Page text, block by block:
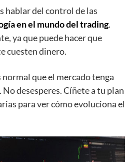
hablar del control de las
en el mundo del trading.
ya que puede hacer que
cuesten dinero.
normal que el mercado tenga
desesperes. Cíñete a tu plan
para ver cómo evoluciona el